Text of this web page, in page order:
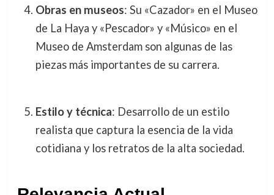
Obras en museos: Su «Cazador» en el Museo
de La Haya y «Pescador» y «Músico» en el
Museo de Amsterdam son algunas de las
piezas más importantes de su carrera.
Estilo y técnica: Desarrollo de un estilo
realista que captura la esencia de la vida
cotidiana y los retratos de la alta sociedad.